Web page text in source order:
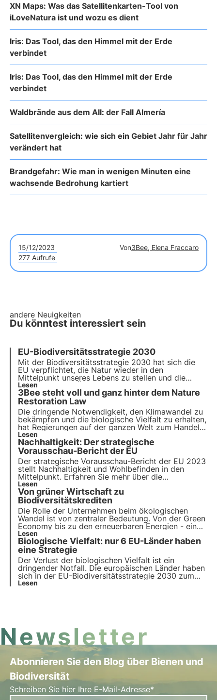
XN Maps: Was das Satellitenkarten-Tool von
iLoveNatura ist und wozu es dient
Iris: Das Tool, das den Himmel mit der Erde
verbindet
Iris: Das Tool, das den Himmel mit der Erde
verbindet
Waldbrände aus dem All: der Fall Almería
Satellitenvergleich: wie sich ein Gebiet Jahr für Jahr
verändert hat
Brandgefahr: Wie man in wenigen Minuten eine
wachsende Bedrohung kartiert
15/12/2023 Von3Bee, Elena Fraccaro
277 Aufrufe
andere Neuigkeiten
Du könntest interessiert sein
EU-Biodiversitätsstrategie 2030
Mit der Biodiversitätsstrategie 2030 hat sich die
EU verpflichtet, die Natur wieder in den
Mittelpunkt unseres Lebens zu stellen und die
Zerstörung von Ökosystemen rückgängig zu
machen.Durch die Übernahme einer Patenschaft
für einen 3Bee-Baum
die biologische Vielfalt zum Wohl der Menschen,
des Klimas und des Planeten zu regenerieren.
Lesen
3Bee steht voll und ganz hinter dem Nature
Restoration Law
Die dringende Notwendigkeit, den Klimawandel zu
bekämpfen und die biologische Vielfalt zu erhalten,
hat Regierungen auf der ganzen Welt zum Handeln
veranlasst. Heute stimmt die EU über das Gesetz
"Nature Restoration Law" ab, das auf die
Wiederherstellung unserer natürlichen Ökosysteme
abzielt.
Lesen
Nachhaltigkeit: Der strategische
Vorausschau-Bericht der EU
Der strategische Vorausschau-Bericht der EU 2023
stellt Nachhaltigkeit und Wohlbefinden in den
Mittelpunkt. Erfahren Sie mehr über die
Herausforderungen und konkreten Maßnahmen, die
vorgeschlagen wurden, für den Übergang zu einer
nachhaltigeren Zukunft, und wie sich 3Bee mit dem
Oasi-Projekt.
Lesen
Von grüner Wirtschaft zu
Biodiversitätskrediten
Die Rolle der Unternehmen beim ökologischen
Wandel ist von zentraler Bedeutung. Von der Green
Economy bis zu den erneuerbaren Energien - eine
strategische Vision zum Nutzen der Umwelt wird
immer wichtiger. In diesem Zusammenhang
kommen Biodiversitäts-Credits, ein wichtiges
neues Instrument für Unternehmen, ins Spiel.
Lesen
Biologische Vielfalt: nur 6 EU-Länder haben
eine Strategie
Der Verlust der biologischen Vielfalt ist ein
dringender Notfall. Die europäischen Länder haben
sich in der EU-Biodiversitätsstrategie 2030 zum
Schutz der biologischen Vielfalt verpflichtet, aber
Lesen
Newsletter
Abonnieren Sie den Blog über Bienen und
Biodiversität
Schreiben Sie hier Ihre E-Mail-Adresse*